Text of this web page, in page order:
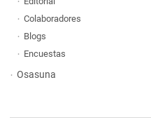
Colaboradores
Blogs
Encuestas
Osasuna